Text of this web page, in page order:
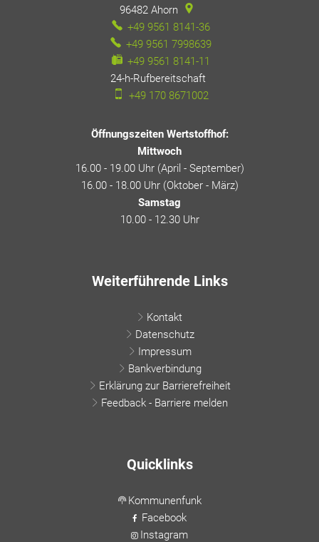
96482 Ahorn
+49 9561 8141-36
+49 9561 7998639
+49 9561 8141-11
24-h-Rufbereitschaft
+49 170 8671002
Öffnungszeiten Wertstoffhof:
Mittwoch
16.00 - 19.00 Uhr (April - September)
16.00 - 18.00 Uhr (Oktober - März)
Samstag
10.00 - 12.30 Uhr
Weiterführende Links
Kontakt
Datenschutz
Impressum
Bankverbindung
Erklärung zur Barrierefreiheit
Feedback - Barriere melden
Quicklinks
Kommunenfunk
Facebook
Instagram